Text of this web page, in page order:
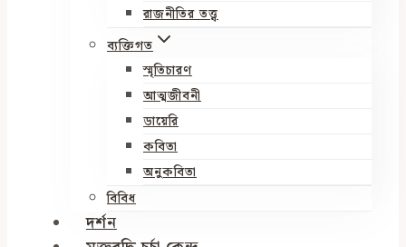
রাজনীতির তত্ত্ব
ব্যক্তিগত
স্মৃতিচারণ
আত্মজীবনী
ডায়েরি
কবিতা
অনুকবিতা
বিবিধ
দর্শন